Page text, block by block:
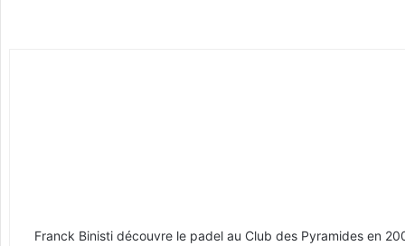
Franck Binisti découvre le padel au Club des Pyramides en